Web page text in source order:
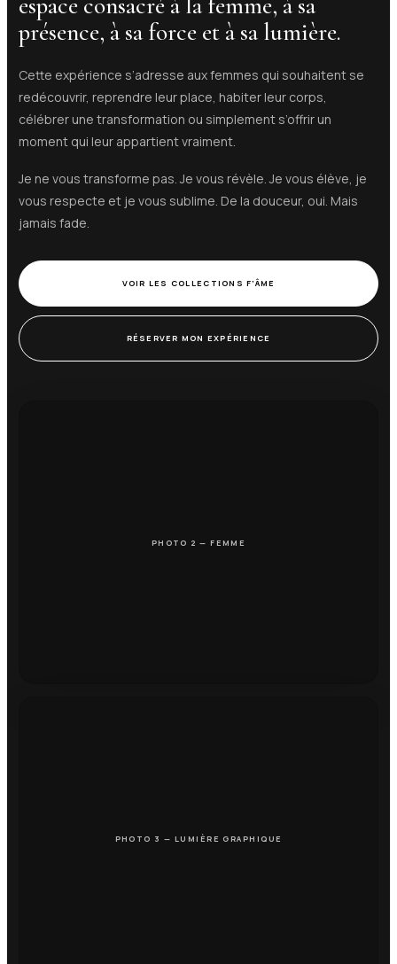
présence, à sa force et à sa lumière.
Cette expérience s’adresse aux femmes qui souhaitent se
redécouvrir, reprendre leur place, habiter leur corps,
célébrer une transformation ou simplement s’offrir un
moment qui leur appartient vraiment.
Je ne vous transforme pas. Je vous révèle. Je vous élève, je
vous respecte et je vous sublime. De la douceur, oui. Mais
jamais fade.
VOIR LES COLLECTIONS F’ÂME
RÉSERVER MON EXPÉRIENCE